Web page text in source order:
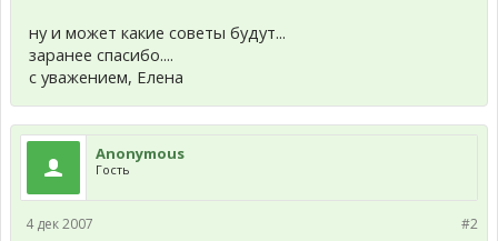
ну и может какие советы будут...
заранее спасибо....
с уважением, Елена
Anonymous
Гость
#2
4 дек 2007